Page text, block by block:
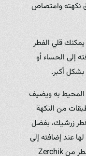
نكهته وامتصاص
قلي الفطر
إلى الحساء أو
بشكل أكبر.
به ويضيف
من النكهة
زرشيك، بفضل
عند إضافته إلى
الشوربات واليخنات. يُعدّ اختيار الفطر من Zerchik